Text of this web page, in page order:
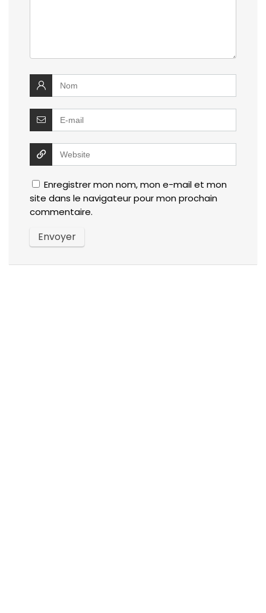
Enregistrer mon nom, mon e-mail et mon
site dans le navigateur pour mon prochain
commentaire.